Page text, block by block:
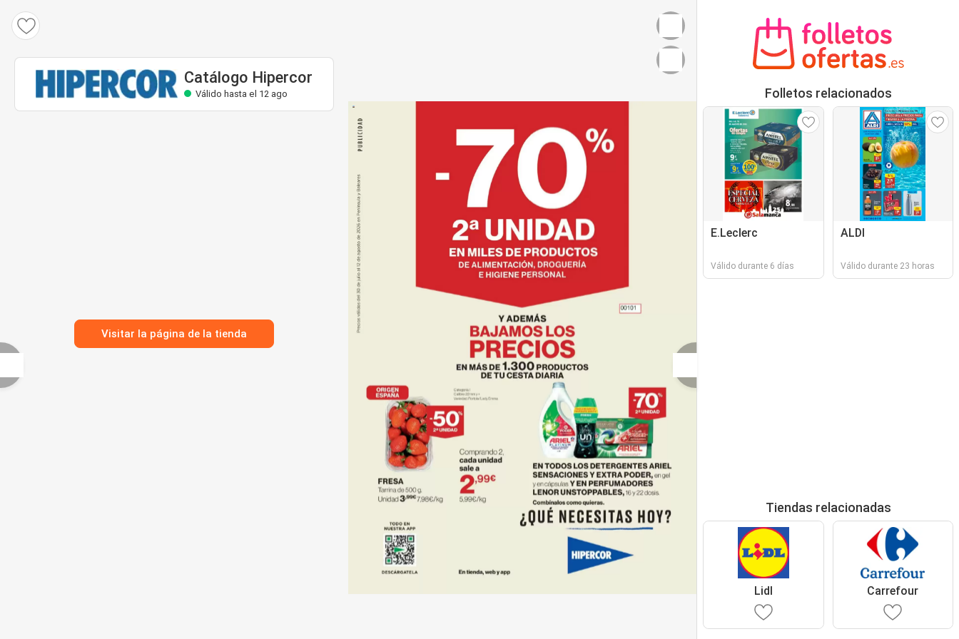
Catálogo Hipercor
Válido hasta el 12 ago
Visitar la página de la tienda
Folletos relacionados
E.Leclerc
Válido durante 6 días
ALDI
Válido durante 23 horas
Tiendas relacionadas
Lidl Carrefour